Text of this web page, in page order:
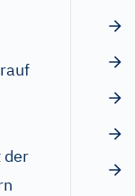
der